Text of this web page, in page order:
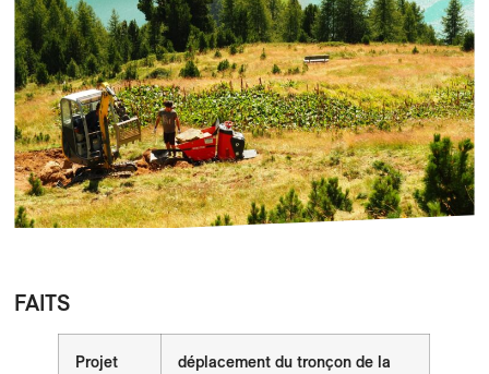
FAITS
Projet
déplacement du tronçon de la